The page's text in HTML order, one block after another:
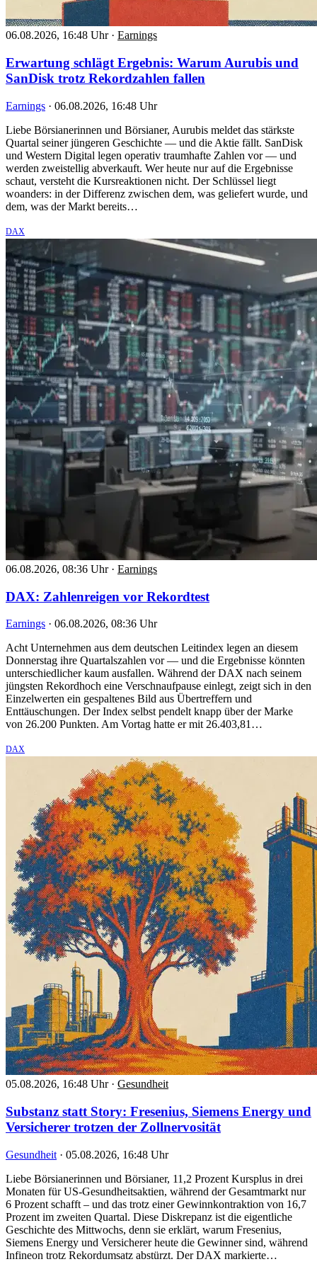
06.08.2026, 16:48 Uhr · Earnings
Erwartung schlägt Ergebnis: Warum Aurubis und
SanDisk trotz Rekordzahlen fallen
Earnings · 06.08.2026, 16:48 Uhr
Liebe Börsianerinnen und Börsianer, Aurubis meldet das stärkste
Quartal seiner jüngeren Geschichte — und die Aktie fällt. SanDisk
und Western Digital legen operativ traumhafte Zahlen vor — und
werden zweistellig abverkauft. Wer heute nur auf die Ergebnisse
schaut, versteht die Kursreaktionen nicht. Der Schlüssel liegt
woanders: in der Differenz zwischen dem, was geliefert wurde, und
dem, was der Markt bereits…
DAX
06.08.2026, 08:36 Uhr · Earnings
DAX: Zahlenreigen vor Rekordtest
Earnings · 06.08.2026, 08:36 Uhr
Acht Unternehmen aus dem deutschen Leitindex legen an diesem
Donnerstag ihre Quartalszahlen vor — und die Ergebnisse könnten
unterschiedlicher kaum ausfallen. Während der DAX nach seinem
jüngsten Rekordhoch eine Verschnaufpause einlegt, zeigt sich in den
Einzelwerten ein gespaltenes Bild aus Übertreffern und
Enttäuschungen. Der Index selbst pendelt knapp über der Marke
von 26.200 Punkten. Am Vortag hatte er mit 26.403,81…
DAX
05.08.2026, 16:48 Uhr · Gesundheit
Substanz statt Story: Fresenius, Siemens Energy und
Versicherer trotzen der Zollnervosität
Gesundheit · 05.08.2026, 16:48 Uhr
Liebe Börsianerinnen und Börsianer, 11,2 Prozent Kursplus in drei
Monaten für US-Gesundheitsaktien, während der Gesamtmarkt nur
6 Prozent schafft – und das trotz einer Gewinnkontraktion von 16,7
Prozent im zweiten Quartal. Diese Diskrepanz ist die eigentliche
Geschichte des Mittwochs, denn sie erklärt, warum Fresenius,
Siemens Energy und Versicherer heute die Gewinner sind, während
Infineon trotz Rekordumsatz abstürzt. Der DAX markierte…